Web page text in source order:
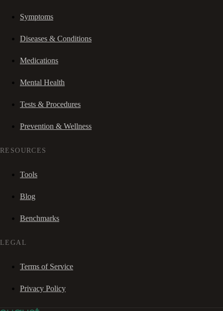
Symptoms
Diseases & Conditions
Medications
Mental Health
Tests & Procedures
Prevention & Wellness
RESOURCES
Tools
Blog
Benchmarks
LEGAL
Terms of Service
Privacy Policy